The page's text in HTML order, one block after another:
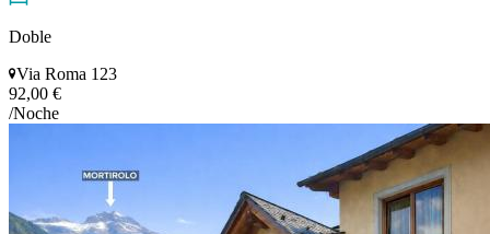
Doble
Via Roma 123
92,00 €
/Noche